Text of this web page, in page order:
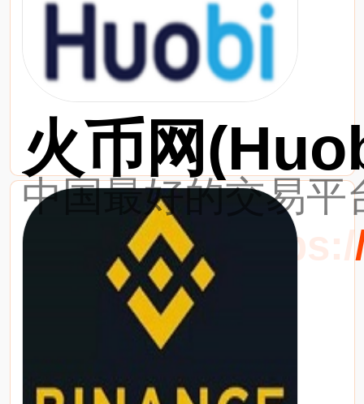
火币网
中国最好的交易平
最新网址：